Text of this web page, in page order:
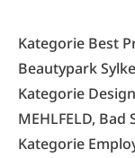
Kategorie Best
Beautypark
Kategorie Design
MEHLFELD, Bad
Kategorie